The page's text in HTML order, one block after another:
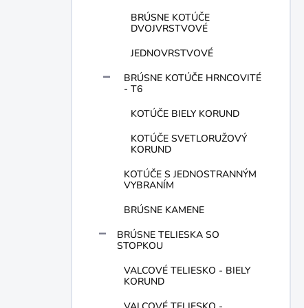
BRÚSNE KOTÚČE
DVOJVRSTVOVÉ
JEDNOVRSTVOVÉ
BRÚSNE KOTÚČE HRNCOVITÉ
- T6
KOTÚČE BIELY KORUND
KOTÚČE SVETLORUŽOVÝ
KORUND
KOTÚČE S JEDNOSTRANNÝM
VYBRANÍM
BRÚSNE KAMENE
BRÚSNE TELIESKA SO
STOPKOU
VALCOVÉ TELIESKO - BIELY
KORUND